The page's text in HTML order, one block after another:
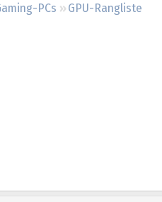
PCs
GPU-Rangliste